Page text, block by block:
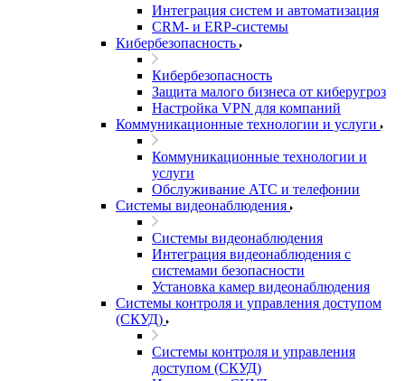
Интеграция систем и автоматизация
CRM- и ERP-системы
Кибербезопасность
Кибербезопасность
Защита малого бизнеса от киберугроз
Настройка VPN для компаний
Коммуникационные технологии и услуги
Коммуникационные технологии и
услуги
Обслуживание АТС и телефонии
Системы видеонаблюдения
Системы видеонаблюдения
Интеграция видеонаблюдения с
системами безопасности
Установка камер видеонаблюдения
Системы контроля и управления доступом
(СКУД)
Системы контроля и управления
доступом (СКУД)